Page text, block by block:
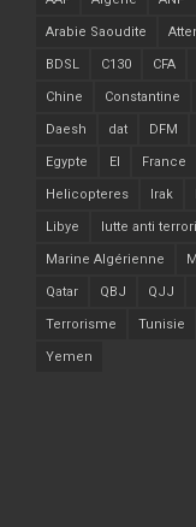
Arabie Saoudite
BDSL C130 CFA
Chine Constantine
Daesh dat DFM
Egypte EI France
Helicopteres Irak
Libye lutte anti
Marine Algérienne
Qatar QBJ QJJ
Terrorisme Tunisie
Yemen